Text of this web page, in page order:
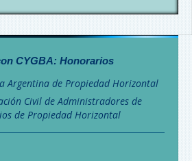
CYGBA: Honorarios
Argentina de Propiedad Horizontal
Civil de Administradores de
de Propiedad Horizontal